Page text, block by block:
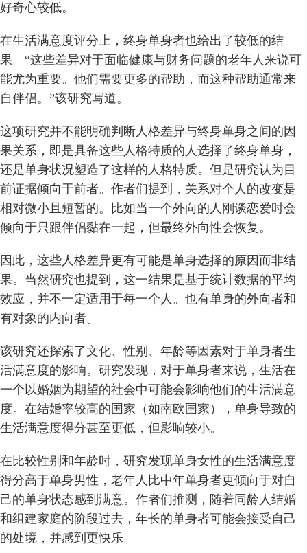
好奇心较低。
在生活满意度评分上，终身单身者也给出了较低的结
果。“这些差异对于面临健康与财务问题的老年人来说可
能尤为重要。他们需要更多的帮助，而这种帮助通常来
自伴侣。”该研究写道。
这项研究并不能明确判断人格差异与终身单身之间的因
果关系，即是具备这些人格特质的人选择了终身单身，
还是单身状况塑造了这样的人格特质。但是研究认为目
前证据倾向于前者。作者们提到，关系对个人的改变是
相对微小且短暂的。比如当一个外向的人刚谈恋爱时会
倾向于只跟伴侣黏在一起，但最终外向性会恢复。
因此，这些人格差异更有可能是单身选择的原因而非结
果。当然研究也提到，这一结果是基于统计数据的平均
效应，并不一定适用于每一个人。也有单身的外向者和
有对象的内向者。
该研究还探索了文化、性别、年龄等因素对于单身者生
活满意度的影响。研究发现，对于单身者来说，生活在
一个以婚姻为期望的社会中可能会影响他们的生活满意
度。在结婚率较高的国家（如南欧国家），单身导致的
生活满意度得分甚至更低，但影响较小。
在比较性别和年龄时，研究发现单身女性的生活满意度
得分高于单身男性，老年人比中年单身者更倾向于对自
己的单身状态感到满意。作者们推测，随着同龄人结婚
和组建家庭的阶段过去，年长的单身者可能会接受自己
的处境，并感到更快乐。